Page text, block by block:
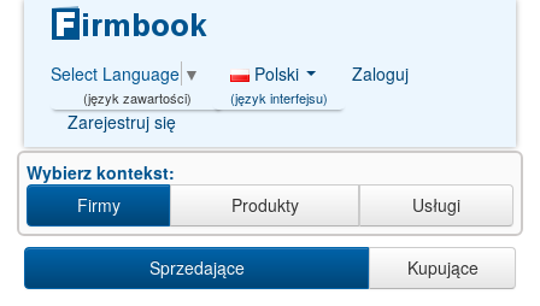
Select Language ▼
(język zawartości)
Polski
(język interfejsu)
Zaloguj
Zarejestruj się
Wybierz kontekst:
Firmy
Produkty Usługi
Sprzedające Kupujące